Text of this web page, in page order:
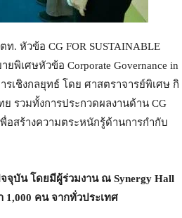
หัวข้อ CG FOR SUSTAINABLE
พิเศษหัวข้อ Corporate Governance in
รเชิงกลยุทธ์ โดย ศาสตราจารย์พิเศษ กิ
รวมทั้งการประกวดผลงานด้าน CG
อสร้างความตระหนักรู้ด้านการกำกับ
จุบัน โดยมีผู้ร่วมงาน ณ Synergy Hall
1,000 คน จากทั่วประเทศ